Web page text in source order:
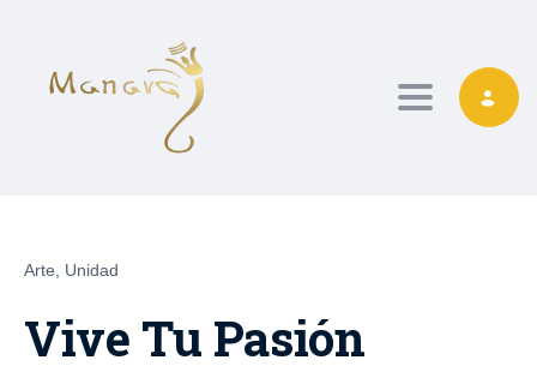
TOGGLE
Arte, Unidad
Vive Tu Pasión